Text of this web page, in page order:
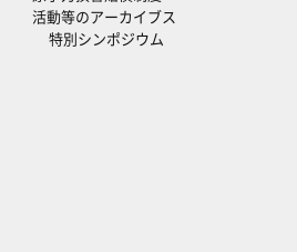
活動等のアーカイブス
特別シンポジウム